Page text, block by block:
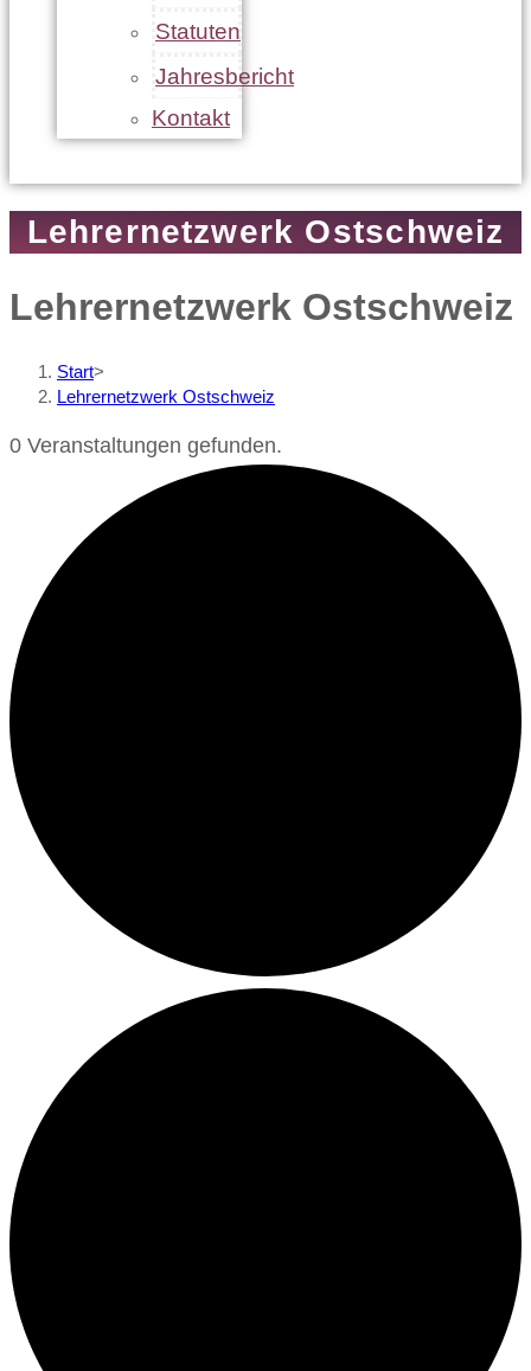
Statuten
Jahresbericht
Kontakt
Lehrernetzwerk Ostschweiz
Lehrernetzwerk Ostschweiz
Start>
Lehrernetzwerk Ostschweiz
0 Veranstaltungen gefunden.